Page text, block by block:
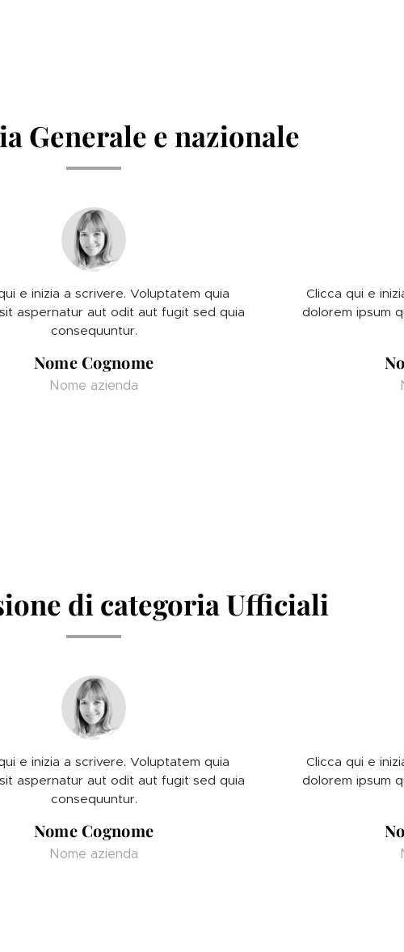
Generale e nazionale
e inizia a scrivere. Voluptatem quia
aspernatur aut odit aut fugit sed quia
consequuntur.
Nome Cognome
Nome azienda
Clicca qui e
dolorem ipsum
di categoria Ufficiali
e inizia a scrivere. Voluptatem quia
aspernatur aut odit aut fugit sed quia
consequuntur.
Nome Cognome
Nome azienda
Clicca qui e
dolorem ipsum